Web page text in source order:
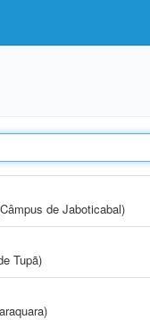
de Jaboticabal)
Tupã)